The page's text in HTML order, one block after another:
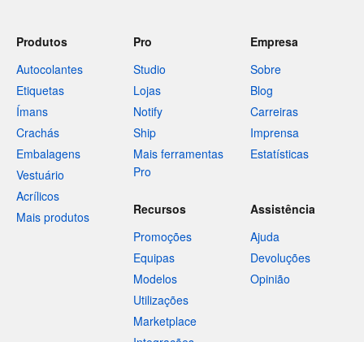
Produtos
Autocolantes
Etiquetas
Ímans
Crachás
Embalagens
Vestuário
Acrílicos
Mais produtos
Pro
Studio
Lojas
Notify
Ship
Mais ferramentas
Pro
Empresa
Sobre
Blog
Carreiras
Imprensa
Estatísticas
Recursos
Promoções
Equipas
Modelos
Utilizações
Marketplace
Assistência
Ajuda
Devoluções
Opinião